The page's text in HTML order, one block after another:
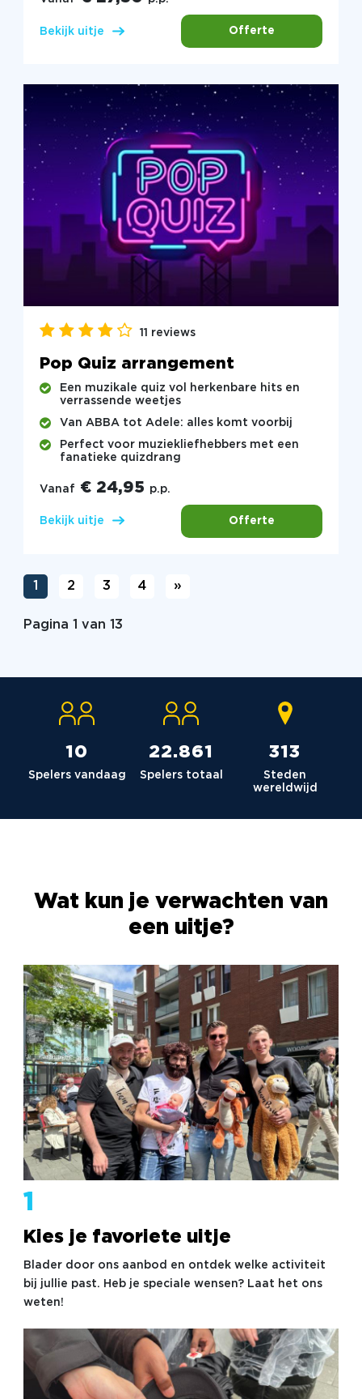
Bekijk uitje Offerte
11 reviews
Pop Quiz arrangement
Een muzikale quiz vol herkenbare hits en
verrassende weetjes
Van ABBA tot Adele: alles komt voorbij
Perfect voor muziekliefhebbers met een
fanatieke quizdrang
Vanaf € 24,95 p.p.
Bekijk uitje Offerte
1 2 3 4 »
Pagina 1 van 13
10
Spelers vandaag
23.036
Spelers totaal
315
Steden
wereldwijd
Wat kun je verwachten van
een uitje?
1
Kies je favoriete uitje
Blader door ons aanbod en ontdek welke activiteit
bij jullie past. Heb je speciale wensen? Laat het ons
weten!